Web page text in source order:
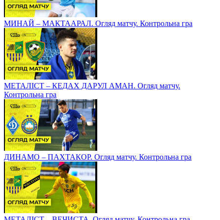
МИНАЙ – МАКТААРАЛ. Огляд матчу. Контрольна гра
МЕТАЛІСТ – КЕДАХ ДАРУЛ АМАН. Огляд матчу.
Контрольна гра
ДИНАМО – ПАХТАКОР. Огляд матчу. Контрольна гра